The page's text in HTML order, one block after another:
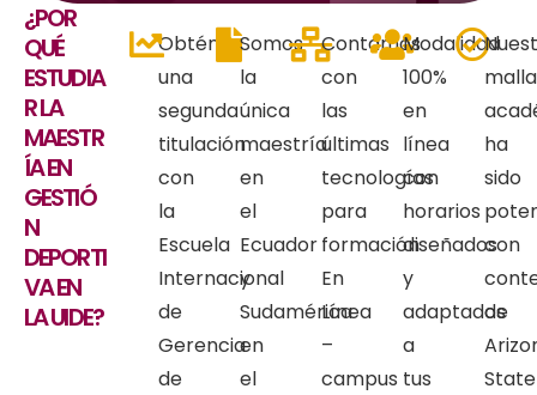
¿POR
QUÉ
ESTUDIA
R LA
MAESTR
ÍA EN
GESTIÓ
N
DEPORTI
VA EN
LA UIDE?
Obtén
una
segunda
titulación
con
la
Escuela
Internacional
de
Gerencia
de
Somos
la
única
maestría
en
el
Ecuador
y
Sudamérica
en
el
Contamos
con
las
últimas
tecnologías
para
formación
En
Línea
–
campus
Modalidad
100%
en
línea
con
horarios
diseñados
y
adaptados
a
tus
malla
ha
sido
con
de
State